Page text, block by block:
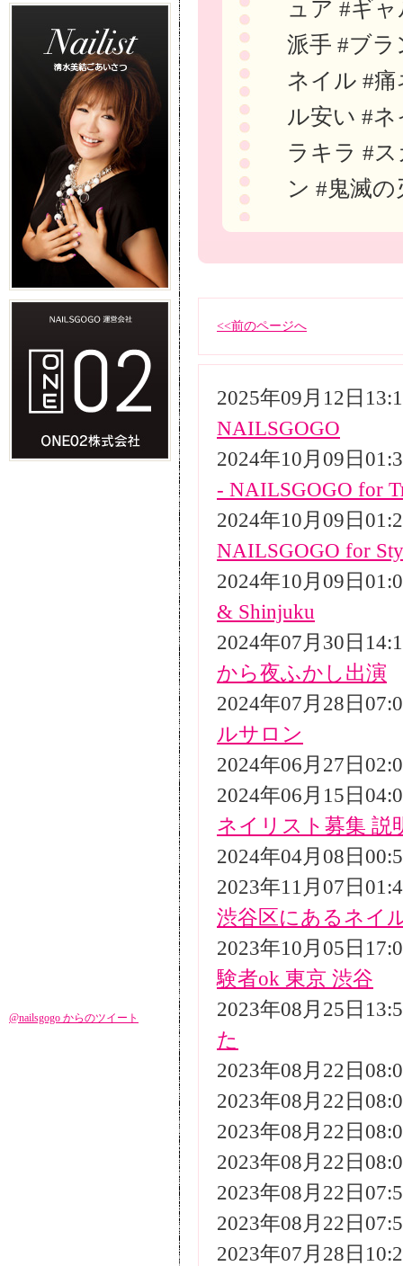
ュア #ギ
派手 #ブラ
ネイル #
ル安い #
ラキラ #
ン #鬼滅の
<<前のページへ
2025年09月12日
NAILSGOGO
2024年10月09日
- NAILSGOGO for
2024年10月09日
NAILSGOGO for
2024年10月09日
& Shinjuku
2024年07月30日
から夜ふかし出演
2024年07月28日
ルサロン
2024年06月27日
2024年06月15日
ネイリスト募集 説
2024年04月08日
2023年11月07日
渋谷区にあるネイ
2023年10月05日
験者ok 東京 渋谷
2023年08月25日
た
2023年08月22日
2023年08月22日
2023年08月22日
2023年08月22日
2023年08月22日
2023年08月22日
2023年07月28日
@nailsgogo からのツイート